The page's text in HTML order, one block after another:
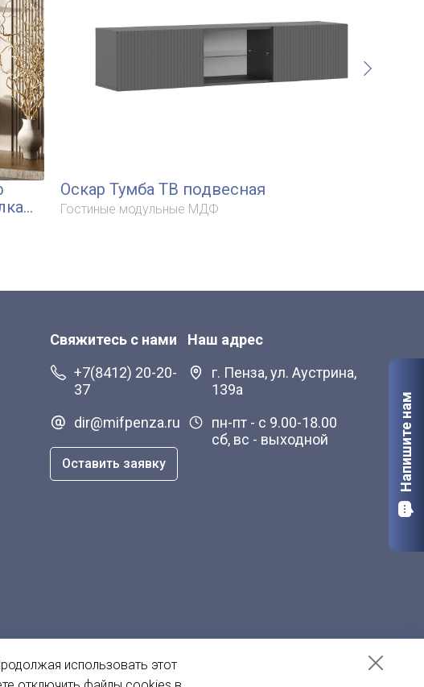
Оскар Тумба ТВ подвесная
Гостиные модульные МДФ
Свяжитесь с нами
+7(8412) 20-20-
37
dir@mifpenza.ru
Оставить заявку
Наш адрес
г. Пенза, ул. Аустрина,
139а
пн-пт - с 9.00-18.00
сб, вс - выходной
Напишите нам
использовать этот